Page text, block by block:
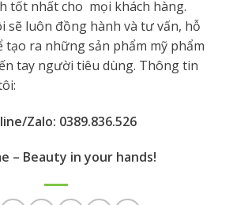
tốt nhất cho mọi khách hàng.
sẽ luôn đồng hành và tư vấn, hỗ
tạo ra những sản phẩm mỹ phẩm
tay người tiêu dùng. Thông tin
Zalo: 0389.836.526
– Beauty in your hands!